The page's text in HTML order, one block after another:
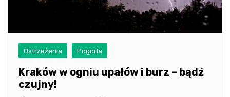
Ostrzeżenia Pogoda
Kraków w ogniu upałów i burz – bądź
czujny!